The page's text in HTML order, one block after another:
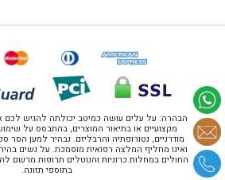
הבהרה: על עלים עושה כמיטב יכולתה להגיש
מקצועיים או בתיאור המוצרים, בהתבסס על
מודרניים, נטורופתיה והרבליזם. נבהיר למען הסר
ואינו מחליף המלצה רפואית מוסמכת. על נשים
החולים במחלות כרוניות והנוטלים תרופות מרשם
בתוספי תזונה.